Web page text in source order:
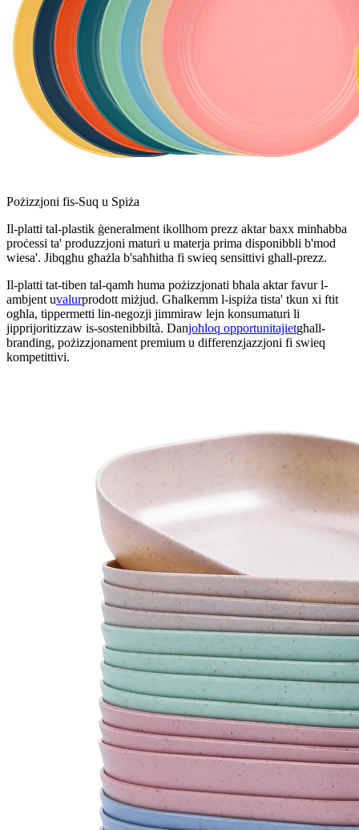
Pożizzjoni fis-Suq u Spiża
Il-platti tal-plastik ġeneralment ikollhom prezz aktar baxx minħabba
proċessi ta' produzzjoni maturi u materja prima disponibbli b'mod
wiesa'. Jibqgħu għażla b'saħħitha fi swieq sensittivi għall-prezz.
Il-platti tat-tiben tal-qamħ huma pożizzjonati bħala aktar favur l-
ambjent uvalurprodott miżjud. Għalkemm l-ispiża tista' tkun xi ftit
ogħla, tippermetti lin-negozji jimmiraw lejn konsumaturi li
jipprijoritizzaw is-sostenibbiltà. Danjoħloq opportunitajietgħall-
branding, pożizzjonament premium u differenzjazzjoni fi swieq
kompetittivi.